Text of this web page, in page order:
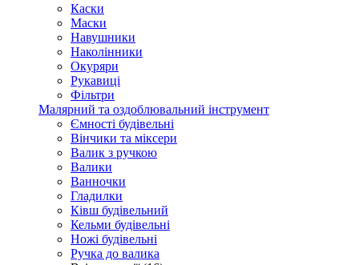
Каски
Маски
Навушники
Наколінники
Окуряри
Рукавиці
Фільтри
Малярний та оздоблювальний інструмент
Ємності будівельні
Вінчики та міксери
Валик з ручкою
Валики
Ванночки
Гладилки
Ківш будівельний
Кельми будівельні
Ножі будівельні
Ручка до валика